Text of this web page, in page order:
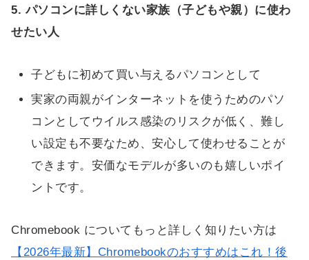
5. パソコンに詳しくない家族（子どもや親）に使わ
せたい人
子どもに初めて買い与えるパソコンとして
実家の両親がインターネットを使うためのパソ
コンとしてウイルス感染のリスクが低く、難し
い設定も不要なため、安心して使わせることが
できます。安価なモデルが多いのも嬉しいポイ
ントです。
Chromebook についてもっと詳しく知りたい方は
【2026年最新】Chromebookのおすすめはこれ！後